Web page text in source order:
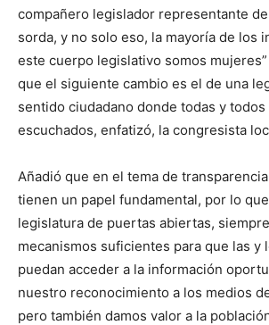
compañero legislador representante
sorda, y no solo eso, la mayoría de los
este cuerpo legislativo somos
que el siguiente cambio es el de una
sentido ciudadano donde todas y todos
escuchados, enfatizó, la congresista
Añadió que en el tema de
tienen un papel fundamental, por lo
legislatura de puertas abiertas,
mecanismos suficientes para que las y
puedan acceder a la información
nuestro reconocimiento a los medios
pero también damos valor a la